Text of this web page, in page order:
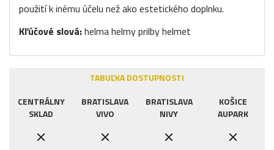
použití k inému účelu než ako estetického doplnku.
Kľúčové slová:helma helmy prilby helmet
TABUĽKA DOSTUPNOSTI
CENTRÁLNY
SKLAD
BRATISLAVA
VIVO
BRATISLAVA
NIVY
KOŠICE
AUPARK